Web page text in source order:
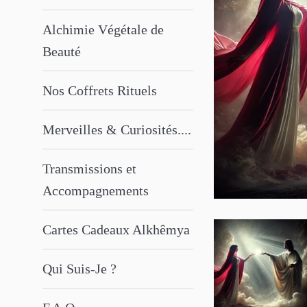
Alchimie Végétale de
Beauté
Nos Coffrets Rituels
Merveilles & Curiosités....
Transmissions et
Accompagnements
Cartes Cadeaux Alkhêmya
Qui Suis-Je ?